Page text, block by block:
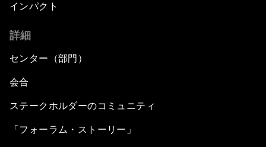
インパクト
詳細
センター（部門）
会合
ステークホルダーのコミュニティ
「フォーラム・ストーリー」